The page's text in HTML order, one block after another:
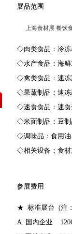
展品范围
上海食材展 餐饮
◇肉类食品：冷冻
◇水产食品：海鲜
◇禽类食品：速冻
◇果蔬制品：速冻
◇速食食品：速食
◇米面制品：豆制
◇调味品：食用油
◇相关设备：食材
参展费用
★ 标准展台 (注
A. 国内企业